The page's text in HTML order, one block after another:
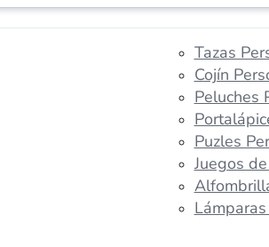
Tazas
Cojín
Peluches
Puzles
Juegos